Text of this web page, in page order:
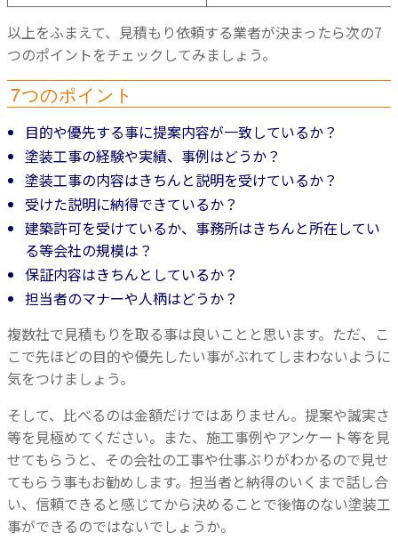
以上をふまえて、見積もり依頼する業者が決まったら次の7
つのポイントをチェックしてみましょう。
7つのポイント
目的や優先する事に提案内容が一致しているか？
塗装工事の経験や実績、事例はどうか？
塗装工事の内容はきちんと説明を受けているか？
受けた説明に納得できているか？
建築許可を受けているか、事務所はきちんと所在してい
る等会社の規模は？
保証内容はきちんとしているか？
担当者のマナーや人柄はどうか？
複数社で見積もりを取る事は良いことと思います。 ただ、こ
こで先ほどの目的や優先したい事がぶれてしまわないように
気をつけましょう。
そして、比べるのは金額だけではありません。提案や誠実さ
等を見極めてください。 また、施工事例やアンケート等を見
せてもらうと、その会社の工事や仕事ぶりがわかるので見せ
てもらう事もお勧めします。 担当者と納得のいくまで話し合
い、信頼できると感じてから決めることで後悔のない塗装工
事ができるのではないでしょうか。